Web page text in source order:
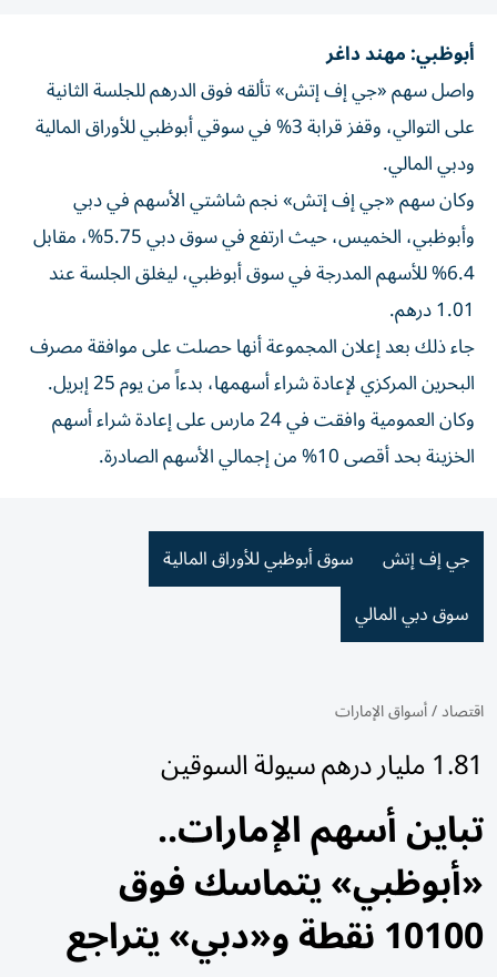
أبوظبي: مهند داغر
واصل سهم «جي إف إتش» تألقه فوق الدرهم للجلسة الثانية
على التوالي، وقفز قرابة 3% في سوقي أبوظبي للأوراق المالية
ودبي المالي.
وكان سهم «جي إف إتش» نجم شاشتي الأسهم في دبي
وأبوظبي، الخميس، حيث ارتفع في سوق دبي 5.75%، مقابل
6.4% للأسهم المدرجة في سوق أبوظبي، ليغلق الجلسة عند
1.01 درهم.
جاء ذلك بعد إعلان المجموعة أنها حصلت على موافقة مصرف
البحرين المركزي لإعادة شراء أسهمها، بدءاً من يوم 25 إبريل.
وكان العمومية وافقت في 24 مارس على إعادة شراء أسهم
الخزينة بحد أقصى 10% من إجمالي الأسهم الصادرة.
جي إف إتش
سوق أبوظبي للأوراق المالية
سوق دبي المالي
اقتصاد/أسواق الإمارات
1.81 مليار درهم سيولة السوقين
تباين أسهم الإمارات..
«أبوظبي» يتماسك فوق
10100 نقطة و«دبي» يتراجع